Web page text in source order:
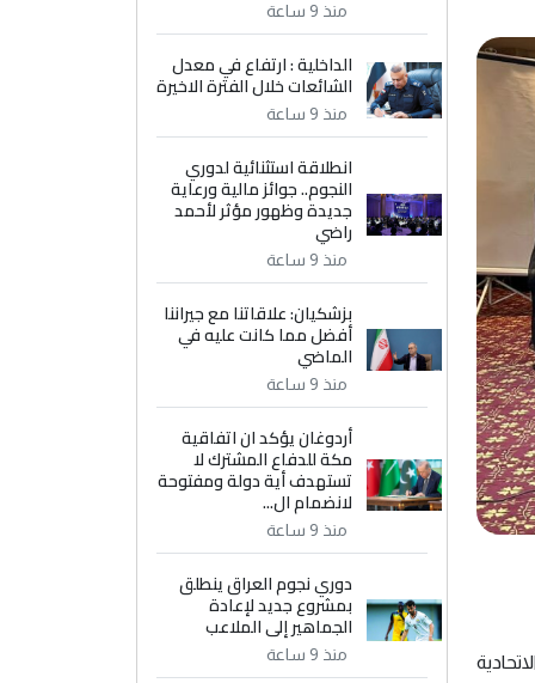
منذ 9 ساعة
الداخلية : ارتفاع في معدل
الشائعات خلال الفترة الاخيرة
منذ 9 ساعة
انطلاقة استثنائية لدوري
النجوم.. جوائز مالية ورعاية
جديدة وظهور مؤثر لأحمد
راضي
منذ 9 ساعة
بزشكيان: علاقاتنا مع جيراننا
أفضل مما كانت عليه في
الماضي
منذ 9 ساعة
أردوغان يؤكد ان اتفاقية
مكة للدفاع المشترك لا
تستهدف أية دولة ومفتوحة
لانضمام ال...
منذ 9 ساعة
دوري نجوم العراق ينطلق
بمشروع جديد لإعادة
الجماهير إلى الملاعب
منذ 9 ساعة